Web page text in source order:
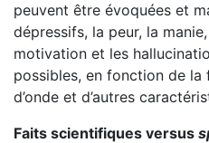
peuvent être évoquées et
dépressifs, la peur, la
motivation et les
possibles, en fonction de la
d’onde et d’autres
Faits scientifiques versus